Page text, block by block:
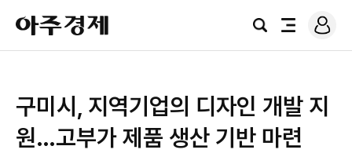
아
주
경
검
전
로
그
구미시, 지역기업의 디자인 개발 지
원…고부가 제품 생산 기반 마련